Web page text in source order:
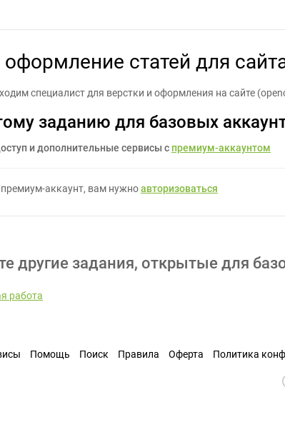
оформление статей для
специалист для верстки и оформления на сайте
заданию для базовых
и дополнительные сервисы с премиум-аккаунтом
премиум-аккаунт, вам нужноавторизоваться
другие задания, открытые для
работа
Помощь Поиск Правила Оферта Политика